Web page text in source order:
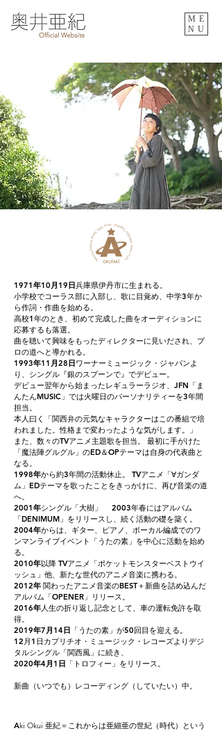
ME
NU
1971年10月19日兵庫県伊丹市に生まれる。
小学校でコーラス部に入部し、歌に目覚め、中学3年か
ら作詞・作曲を始める。
高校1年のとき、初めて完成した曲をオーディションに
応募するも落選。
曲を聴いて興味をもったディレクターに見いだされ、プ
ロの道へと導かれる。
1993年11月28日ワーナーミュージック・ジャパンよ
り、シングル『銀のスプーンで』でデビュー。
デビュー翌年から始まったレギュラーラジオ、JFN「ま
んたんMUSIC」では火曜日のパーソナリティーを3年間
担当。
本人曰く「関西弁の元気なキャラクターはこの番組で培
われました。性格まで変わったような気がします。」
また、数々のTVアニメ主題歌を担当。 最初に手がけた
「魔法陣グルグル」のED＆OPテーマは自身の代表曲と
なる。
1998年から約3年間の活動休止。 TVアニメ「∀ガンダ
ム」EDテーマを歌ったことをきっかけに、再び音楽の道
へ。
2001年シングル「大樹」 2003年春にはアルバム
「DENIMUM」をリリースし、続く活動の礎を築く。
2004年からは、ギター、ピアノ、ボーカル編成でのワ
ンマンライブイベント「うたの素」を中心に活動を始め
る。
2010年以降 TVアニメ「ポケットモンスターベストウイ
ッシュ」他、新たな世代のアニメ音楽に携わる。
2012年 関わったアニメ音楽のBEST＋新曲を詰め込んだ
アルバム「OPENER」リリース。
2016年人生の折り返し記念として、車の運転免許を取
得。
2019年7月14日 「うたの素」が50回目を迎える。
12月1日カプリチオ・ミュージック・レコーズよりデジ
タルシングル「関西風」に続き、
2020年4月1日 「トロフィー」をリリース。
新曲（いつでも）レコーディング（していたい）中。
Aki Okui 亜紀＝これからは亜細亜の世紀（時代）という